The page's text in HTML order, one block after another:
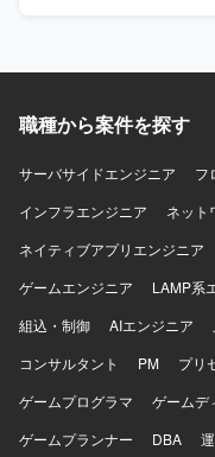
職種から案件を探す
サーバサイドエンジニア
フ
インフラエンジニア
ネット
ネイティブアプリエンジニア
ゲームエンジニア
LAMP系
組込・制御
AIエンジニア
コンサルタント
PM プリ
ゲームプログラマ
ゲームデ
ゲームプランナー
DBA